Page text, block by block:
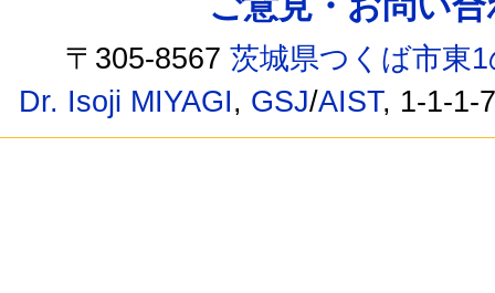
〒305-8567茨城県つくば市東
Dr. Isoji MIYAGI, GSJ/AIST, 1-1-1-